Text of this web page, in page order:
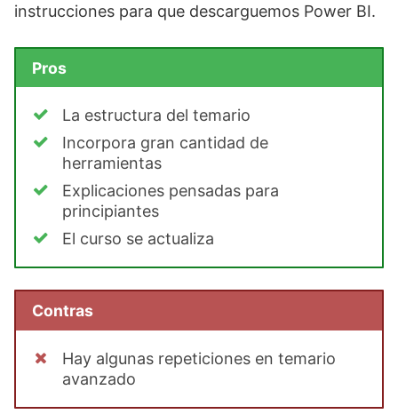
instrucciones para que descarguemos Power BI.
Pros
La estructura del temario
Incorpora gran cantidad de
herramientas
Explicaciones pensadas para
principiantes
El curso se actualiza
Contras
Hay algunas repeticiones en temario
avanzado